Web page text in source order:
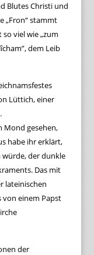
Blutes Christi und
„Fron“ stammt
viel wie „zum
dem Leib
Lüttich, einer
Mond gesehen,
habe ihr erklärt,
der dunkle
Das mit
lateinischen
von einem Papst
der